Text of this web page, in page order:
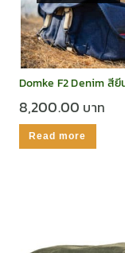
Domke F2 Denim สียี
8,200.00
Read more